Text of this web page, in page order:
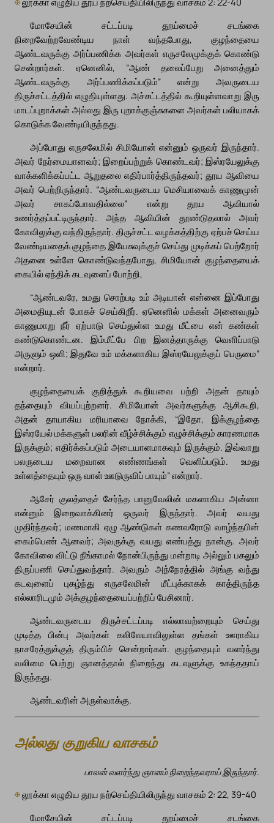
மோசேயின் சட்டப்படி தூய்மைச் சடங்கை
நிறைவேற்றவேண்டிய நாள் வந்தபோது, குழந்தையை
ஆண்டவருக்கு அர்ப்பணிக்க அவர்கள் எருசலேமுக்குக் கொண்டு
சென்றார்கள். ஏனெனில், “ஆண் தலைப்பேறு அனைத்தும்
ஆண்டவருக்கு அர்ப்பணிக்கப்படும்” என்று அவருடைய
திருச்சட்டத்தில் எழுதியுள்ளது. அச்சட்டத்தில் கூறியுள்ளவாறு இரு
மாடப்புறாக்கள் அல்லது இரு புறாக்குஞ்சுகளை அவர்கள் பலியாகக்
கொடுக்க வேண்டியிருந்தது.
அப்போது எருசலேமில் சிமியோன் என்னும் ஒருவர் இருந்தார்.
அவர் நேர்மையானவர்; இறைப்பற்றுக் கொண்டவர்; இஸ்ரயேலுக்கு
வாக்களிக்கப்பட்ட ஆறுதலை எதிர்பார்த்திருந்தவர்; தூய ஆவியை
அவர் பெற்றிருந்தார். “ஆண்டவருடைய மெசியாவைக் காணுமுன்
அவர் சாகப்போவதில்லை” என்று தூய ஆவியால்
உணர்த்தப்பட்டிருந்தார். அந்த ஆவியின் தூண்டுதலால் அவர்
கோவிலுக்கு வந்திருந்தார். திருச்சட்ட வழக்கத்திற்கு ஏற்பச் செய்ய
வேண்டியதைக் குழந்தை இயேசுவுக்குச் செய்து முடிக்கப் பெற்றோர்
அதனை உள்ளே கொண்டுவந்தபோது, சிமியோன் குழந்தையைக்
கையில் ஏந்திக் கடவுளைப் போற்றி,
“ஆண்டவரே, உமது சொற்படி உம் அடியான் என்னை இப்போது
அமைதியுடன் போகச் செய்கிறீர். ஏனெனில் மக்கள் அனைவரும்
காணுமாறு நீர் ஏற்பாடு செய்துள்ள உமது மீட்பை என் கண்கள்
கண்டுகொண்டன. இம்மீட்பே பிற இனத்தாருக்கு வெளிப்பாடு
அருளும் ஒளி; இதுவே உம் மக்களாகிய இஸ்ரயேலுக்குப் பெருமை”
என்றார்.
குழந்தையைக் குறித்துக் கூறியவை பற்றி அதன் தாயும்
தந்தையும் வியப்புற்றனர். சிமியோன் அவர்களுக்கு ஆசிகூறி,
அதன் தாயாகிய மரியாவை நோக்கி, “இதோ, இக்குழந்தை
இஸ்ரயேல் மக்களுள் பலரின் வீழ்ச்சிக்கும் எழுச்சிக்கும் காரணமாக
இருக்கும்; எதிர்க்கப்படும் அடையாளமாகவும் இருக்கும். இவ்வாறு
பலருடைய மறைவான எண்ணங்கள் வெளிப்படும். உமது
உள்ளத்தையும் ஒரு வாள் ஊடுருவிப் பாயும்” என்றார்.
ஆசேர் குலத்தைச் சேர்ந்த பானுவேலின் மகளாகிய அன்னா
என்னும் இறைவாக்கினர் ஒருவர் இருந்தார். அவர் வயது
முதிர்ந்தவர்; மணமாகி ஏழு ஆண்டுகள் கணவரோடு வாழ்ந்தபின்
கைம்பெண் ஆனவர்; அவருக்கு வயது எண்பத்து நான்கு. அவர்
கோவிலை விட்டு நீங்காமல் நோன்பிருந்து மன்றாடி அல்லும் பகலும்
திருப்பணி செய்துவந்தார். அவரும் அந்நேரத்தில் அங்கு வந்து
கடவுளைப் புகழ்ந்து எருசலேமின் மீட்புக்காகக் காத்திருந்த
எல்லாரிடமும் அக்குழந்தையைப்பற்றிப் பேசினார்.
ஆண்டவருடைய திருச்சட்டப்படி எல்லாவற்றையும் செய்து
முடித்த பின்பு அவர்கள் கலிலேயாவிலுள்ள தங்கள் ஊராகிய
நாசரேத்துக்குத் திரும்பிச் சென்றார்கள். குழந்தையும் வளர்ந்து
வலிமை பெற்று ஞானத்தால் நிறைந்து கடவுளுக்கு உகந்ததாய்
இருந்தது.
ஆண்டவரின் அருள்வாக்கு.
அல்லது குறுகிய வாசகம்
பாலன் வளர்ந்து ஞானம் நிறைந்தவராய் இருந்தார்.
✠ லூக்கா எழுதிய தூய நற்செய்தியிலிருந்து வாசகம் 2: 22, 39-40
மோசேயின் சட்டப்படி தூய்மைச் சடங்கை